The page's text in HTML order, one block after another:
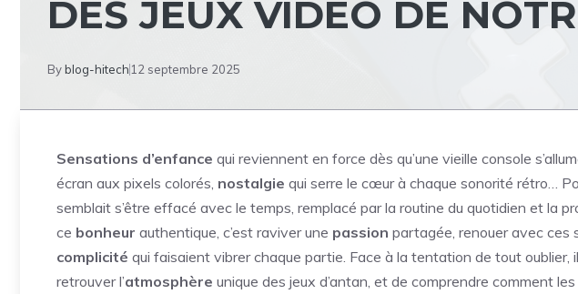
DES JEUX VIDÉO DE
By blog-hitech 12 septembre 2025
Sensations d’enfance qui reviennent en force dès qu’une vieille console
écran aux pixels colorés, nostalgie qui serre le cœur à chaque sonorité rétro…
semblait s’être effacé avec le temps, remplacé par la routine du quotidien et la
ce bonheur authentique, c’est raviver une passion partagée, renouer avec ces
complicité qui faisaient vibrer chaque partie. Face à la tentation de tout oublier,
retrouver l’atmosphère unique des jeux d’antan, et de comprendre comment